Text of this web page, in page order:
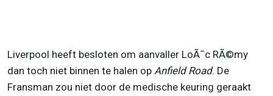
Liverpool heeft besloten om aanvaller LoÃ¯c RÃ©my
dan toch niet binnen te halen op Anfield Road. De
Fransman zou niet door de medische keuring geraakt